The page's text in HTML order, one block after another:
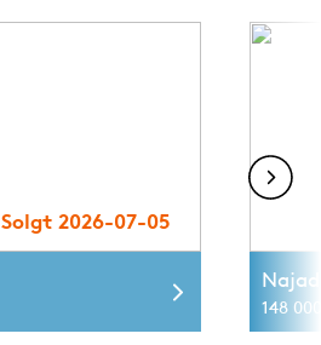
Solgt 2026-07-05
148